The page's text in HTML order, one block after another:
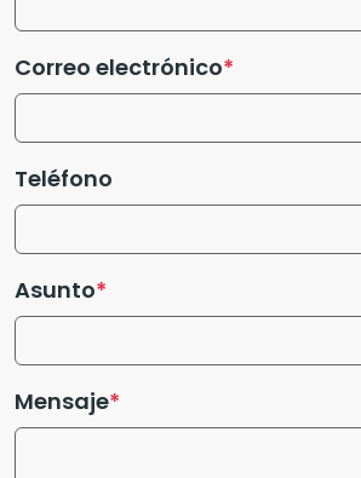
Correo electrónico
Teléfono
Asunto
Mensaje